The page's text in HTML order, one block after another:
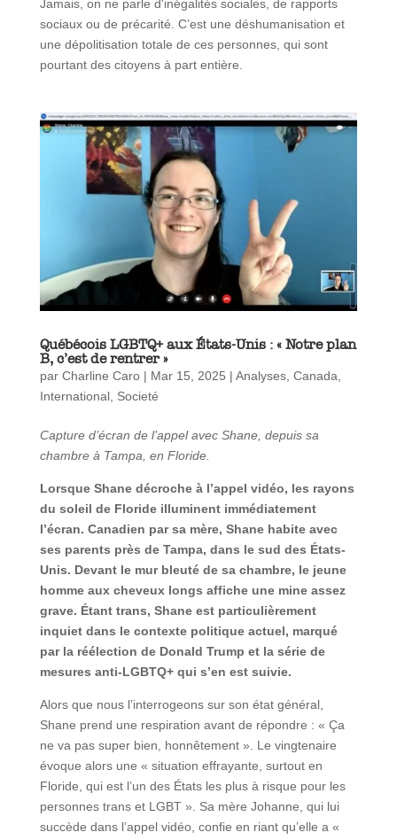
Jamais, on ne parle d'inégalités sociales, de rapports
sociaux ou de précarité. C’est une déshumanisation et
une dépolitisation totale de ces personnes, qui sont
pourtant des citoyens à part entière.
Québécois LGBTQ+ aux États-Unis : « Notre plan
B, c’est de rentrer »
par Charline Caro| Mar 15, 2025 | Analyses, Canada
International, Societé
Capture d’écran de l’appel avec Shane, depuis sa
chambre à Tampa, en Floride.
Lorsque Shane décroche à l’appel vidéo, les rayons
du soleil de Floride illuminent immédiatement
l’écran. Canadien par sa mère, Shane habite avec
ses parents près de Tampa, dans le sud des États-
Unis. Devant le mur bleuté de sa chambre, le jeune
homme aux cheveux longs affiche une mine assez
grave. Étant trans, Shane est particulièrement
inquiet dans le contexte politique actuel, marqué
par la réélection de Donald Trump et la série de
mesures anti-LGBTQ+ qui s’en est suivie.
Alors que nous l’interrogeons sur son état général,
Shane prend une respiration avant de répondre : « Ça
ne va pas super bien, honnêtement ». Le vingtenaire
évoque alors une « situation effrayante, surtout en
Floride, qui est l’un des États les plus à risque pour les
personnes trans et LGBT ». Sa mère Johanne, qui lui
succède dans l’appel vidéo, confie en riant qu’elle a «